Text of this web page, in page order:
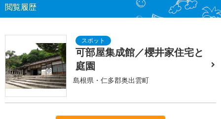
閲覧履歴
可部屋集成館／櫻井家住宅と
庭園
島根県・仁多郡奥出雲町